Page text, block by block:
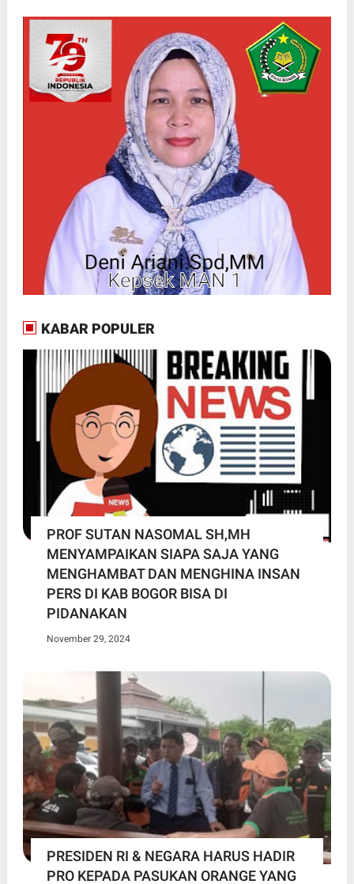
KABAR POPULER
PROF SUTAN NASOMAL SH,MH
MENYAMPAIKAN SIAPA SAJA YANG
MENGHAMBAT DAN MENGHINA INSAN
PERS DI KAB BOGOR BISA DI
PIDANAKAN
November 29, 2024
PRESIDEN RI & NEGARA HARUS HADIR
PRO KEPADA PASUKAN ORANGE YANG